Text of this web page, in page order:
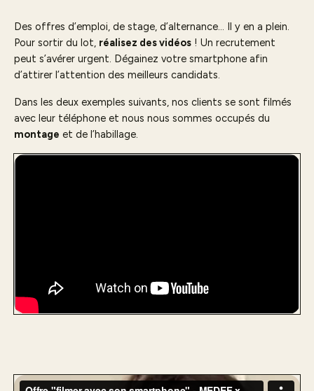
Des offres d’emploi, de stage, d’alternance… Il y en a plein.
Pour sortir du lot, réalisez des vidéos ! Un recrutement
peut s’avérer urgent. Dégainez votre smartphone afin
d’attirer l’attention des meilleurs candidats.
Dans les deux exemples suivants, nos clients se sont filmés
avec leur téléphone et nous nous sommes occupés du
montage et de l’habillage.